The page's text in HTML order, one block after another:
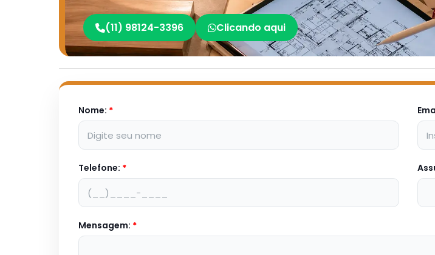
(11) 98124-3396 Clicando aqui
Nome: *
Telefone: *
Mensagem: *